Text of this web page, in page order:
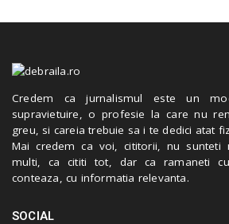
Credem ca jurnalismul este un
supravietuire, o profesie la care nu
greu, si careia trebuie sa i te dedici atat
Mai credem ca voi, cititorii, nu sunteti
multi, ca cititi tot, dar ca ramaneti
conteaza, cu informatia relevanta.
SOCIAL